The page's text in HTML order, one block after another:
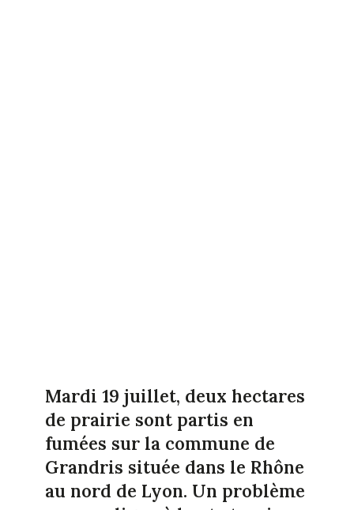
Mardi 19 juillet, deux hectares
de prairie sont partis en
fumées sur la commune de
Grandris située dans le Rhône
au nord de Lyon. Un problème